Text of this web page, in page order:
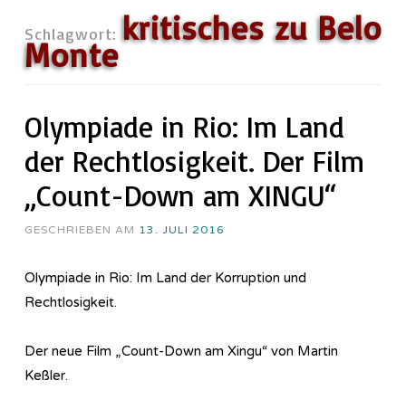
Schlagwort: kritisches zu Belo
Monte
Olympiade in Rio: Im Land
der Rechtlosigkeit. Der Film
„Count-Down am XINGU“
GESCHRIEBEN AM 13. JULI 2016
Olympiade in Rio: Im Land der Korruption und
Rechtlosigkeit.
Der neue Film „Count-Down am Xingu“ von Martin
Keßler.